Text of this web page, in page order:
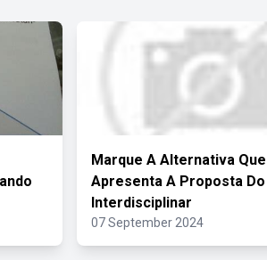
Marque A Alternativa Que
Apresenta A Proposta
Interdisciplinar
07 September 2024